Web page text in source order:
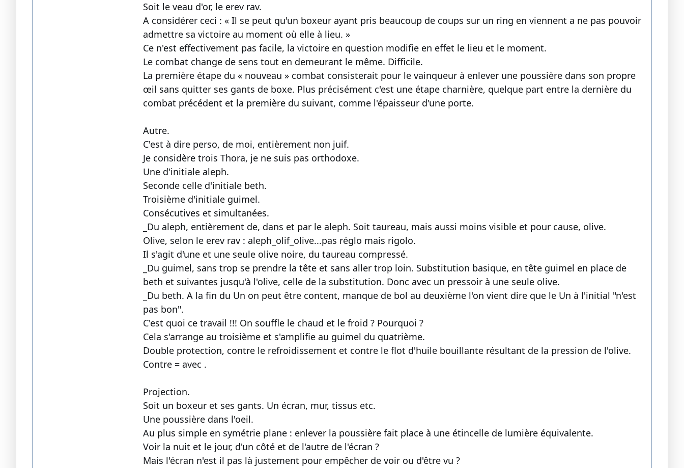
Soit le veau d'or, le erev rav.
A considérer ceci : « Il se peut qu'un boxeur ayant pris beaucoup de coups sur un ring en viennent a ne pas pouvoir
admettre sa victoire au moment où elle à lieu. »
Ce n'est effectivement pas facile, la victoire en question modifie en effet le lieu et le moment.
Le combat change de sens tout en demeurant le même. Difficile.
La première étape du « nouveau » combat consisterait pour le vainqueur à enlever une poussière dans son propre
œil sans quitter ses gants de boxe. Plus précisément c'est une étape charnière, quelque part entre la dernière du
combat précédent et la première du suivant, comme l'épaisseur d'une porte.
Autre.
C'est à dire perso, de moi, entièrement non juif.
Je considère trois Thora, je ne suis pas orthodoxe.
Une d'initiale aleph.
Seconde celle d'initiale beth.
Troisième d'initiale guimel.
Consécutives et simultanées.
_Du aleph, entièrement de, dans et par le aleph. Soit taureau, mais aussi moins visible et pour cause, olive.
Olive, selon le erev rav : aleph_olif_olive...pas réglo mais rigolo.
Il s'agit d'une et une seule olive noire, du taureau compressé.
_Du guimel, sans trop se prendre la tête et sans aller trop loin. Substitution basique, en tête guimel en place de
beth et suivantes jusqu'à l'olive, celle de la substitution. Donc avec un pressoir à une seule olive.
_Du beth. A la fin du Un on peut être content, manque de bol au deuxième l'on vient dire que le Un à l'initial "n'est
pas bon".
C'est quoi ce travail !!! On souffle le chaud et le froid ? Pourquoi ?
Cela s'arrange au troisième et s'amplifie au guimel du quatrième.
Double protection, contre le refroidissement et contre le flot d'huile bouillante résultant de la pression de l'olive.
Contre = avec .
Projection.
Soit un boxeur et ses gants. Un écran, mur, tissus etc.
Une poussière dans l'oeil.
Au plus simple en symétrie plane : enlever la poussière fait place à une étincelle de lumière équivalente.
Voir la nuit et le jour, d'un côté et de l'autre de l'écran ?
Mais l'écran n'est il pas là justement pour empêcher de voir ou d'être vu ?